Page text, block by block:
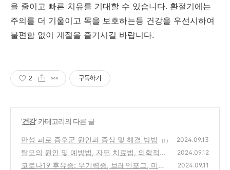
을 줄이고 빠른 치유를 기대할 수 있습니다. 환절기에는
주의를 더 기울이고 목을 보호하는등 건강을 우선시하여
불편함 없이 계절을 즐기시길 바랍니다.
2 구독하기
'건강' 카테고리의 다른 글
만성 피로 증후군 원인과 증상 및 해결 방법 (1) 2024.09.13
탈모의 원인 및 예방법, 자연 치료법, 의학적
치료법
(1)
2024.09.12
코로나19 후유증: 무기력증, 브레인포그, 미각
2024.09.11